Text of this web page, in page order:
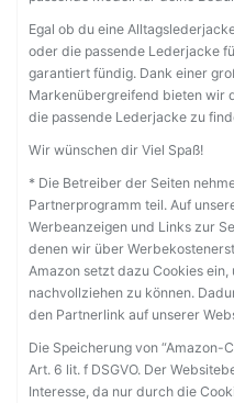
Egal ob du eine
oder die passende Lederjacke
garantiert fündig. Dank einer
Markenübergreifend bieten wir
die passende Lederjacke zu
Wir wünschen dir Viel Spaß!
* Die Betreiber der Seiten
Partnerprogramm teil. Auf
Werbeanzeigen und Links zur
denen wir über
Amazon setzt dazu Cookies
nachvollziehen zu können.
den Partnerlink auf unserer
Die Speicherung von “Amazon-
Art. 6 lit. f DSGVO. Der
Interesse, da nur durch die